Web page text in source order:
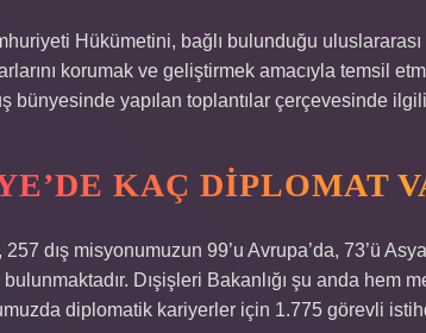
Hükümetini, bağlı bulunduğu
korumak ve geliştirmek amacıyla temsil
bünyesinde yapılan toplantılar çerçevesinde
KAÇ DIPLOMAT
dış misyonumuzun 99’u Avrupa’da, 73’ü
Dışişleri Bakanlığı şu anda hem
diplomatik kariyerler için 1.775 görevli